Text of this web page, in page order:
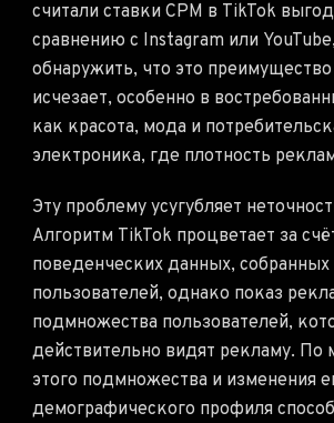
считали ставки CPM в TikTok
сравнению с Instagram или
обнаружить, что это
исчезает, особенно в
как красота, мода и
электроника, где плотность
Эту проблему усугубляет
Алгоритм TikTok процветает за
поведенческих данных, собранных
пользователей, однако показ
подмножества пользователей,
действительно видят рекламу. По
этого подмножества и изменения
демографического профиля